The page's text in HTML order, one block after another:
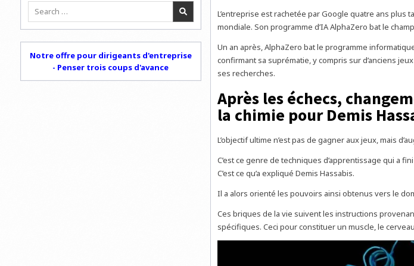
L’entreprise est rachetée par Google quatre ans plus
mondiale. Son programme d’IA AlphaZero bat le
Un an après, AlphaZero bat le programme
confirmant sa suprématie, y compris sur d’anciens
ses recherches.
Après les échecs,
la chimie pour Demis
L’objectif ultime n’est pas de gagner aux jeux, mais
C’est ce genre de techniques d’apprentissage qui a
C’est ce qu’a expliqué Demis Hassabis.
Il a alors orienté les pouvoirs ainsi obtenus vers le
Ces briques de la vie suivent les instructions
spécifiques. Ceci pour constituer un muscle, le
Search
Notre offre pour dirigeants d'entreprise
- Penser trois coups d'avance